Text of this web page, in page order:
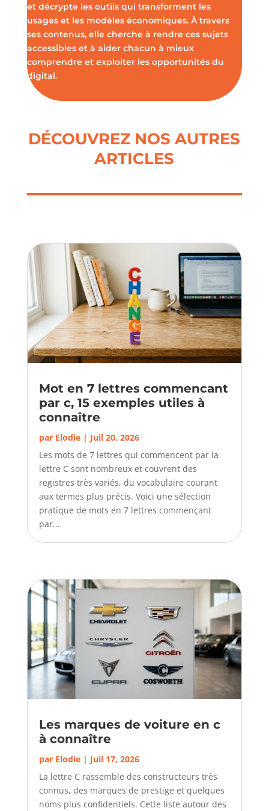
et décrypte les outils qui transforment les
usages et les modèles économiques. À travers
ses contenus, elle cherche à rendre ces sujets
accessibles et à aider chacun à mieux
comprendre et exploiter les opportunités du
digital.
DÉCOUVREZ NOS AUTRES
ARTICLES
Mot en 7 lettres commencant
par c, 15 exemples utiles à
connaître
par Elodie| Juil 20, 2026
Les mots de 7 lettres qui commencent par la
lettre C sont nombreux et couvrent des
registres très variés, du vocabulaire courant
aux termes plus précis. Voici une sélection
pratique de mots en 7 lettres commençant
par...
Les marques de voiture en c
à connaître
par Elodie| Juil 17, 2026
La lettre C rassemble des constructeurs très
connus, des marques de prestige et quelques
noms plus confidentiels. Cette liste autour des